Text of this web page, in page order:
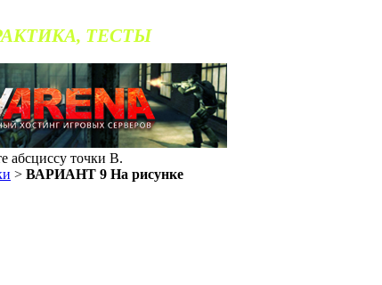
ТЕСТЫ
точки B.
> ВАРИАНТ 9 На рисунке